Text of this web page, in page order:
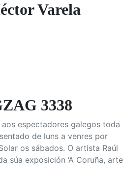
Varela
3338
espectadores galegos toda
de luns a venres por
os sábados. O artista Raúl
súa exposición ‘A Coruña, arte